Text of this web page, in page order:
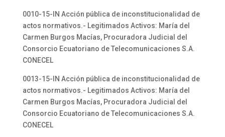
0010-15-IN Acción pública de inconstitucionalidad de
actos normativos.- Legitimados Activos: María del
Carmen Burgos Macías, Procuradora Judicial del
Consorcio Ecuatoriano de Telecomunicaciones S.A.
CONECEL
0013-15-IN Acción pública de inconstitucionalidad de
actos normativos.- Legitimados Activos: María del
Carmen Burgos Macías, Procuradora Judicial del
Consorcio Ecuatoriano de Telecomunicaciones S.A.
CONECEL